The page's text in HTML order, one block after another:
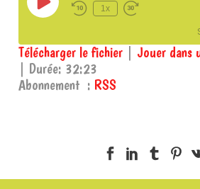
Play
Episode
1x
RSS
SHARE
Télécharger le fichier
Jouer dans
Durée: 32:23
Abonnement : RSS